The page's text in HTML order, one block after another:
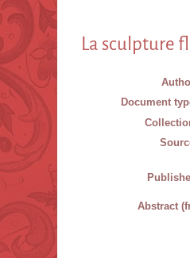
La sculpture
Document
Abstract